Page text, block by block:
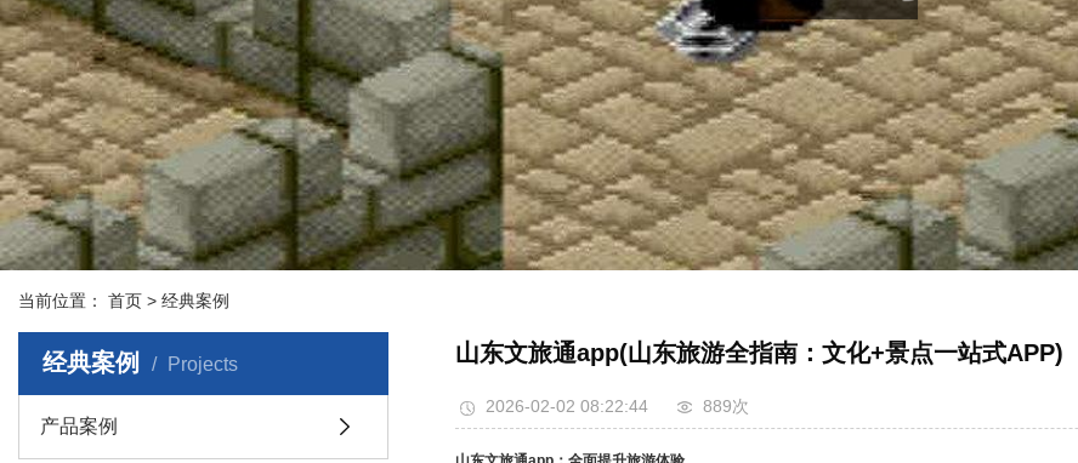
当前位置： 首页 > 经典案例
经典案例 Projects
产品案例
山东文旅通app(山东旅游全指南：文化+景点一站式APP)
2026-02-02 08:22:44 889次